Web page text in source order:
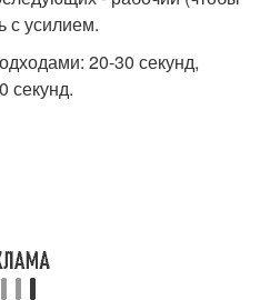
с усилием.
20-30 секунд,
секунд.